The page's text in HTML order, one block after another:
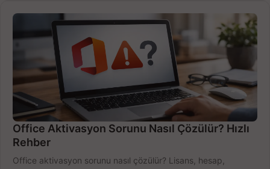
Office Aktivasyon Sorunu Nasıl Çözülür? Hızlı
Rehber
Office aktivasyon sorunu nasıl çözülür? Lisans, hesap,